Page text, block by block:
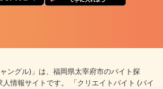
ングル)」は、福岡県太宰府市のバイト探
情報サイトです。 「クリエイトバイト (バイ